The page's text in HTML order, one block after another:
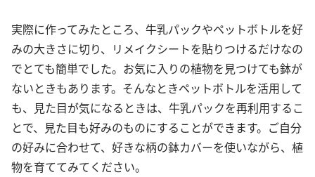
実際に作ってみたところ、牛乳パックやペットボトルを好
みの大きさに切り、リメイクシートを貼りつけるだけなの
でとても簡単でした。お気に入りの植物を見つけても鉢が
ないときもあります。そんなときペットボトルを活用して
も、見た目が気になるときは、牛乳パックを再利用するこ
とで、見た目も好みのものにすることができます。ご自分
の好みに合わせて、好きな柄の鉢カバーを使いながら、植
物を育ててみてください。